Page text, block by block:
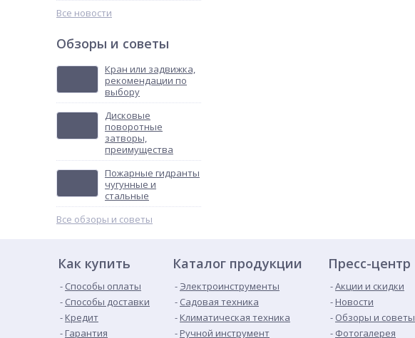
Все новости
Обзоры и советы
Кран или задвижка,
рекомендации по
выбору
Дисковые
поворотные
затворы,
преимущества
Пожарные гидранты
чугунные и
стальные
Все обзоры и советы
Как купить
Способы оплаты
Способы доставки
Кредит
Гарантия
Каталог продукции
Электроинструменты
Садовая техника
Климатическая техника
Ручной инструмент
Пресс-центр
Акции и скидки
Новости
Обзоры и советы
Фотогалерея